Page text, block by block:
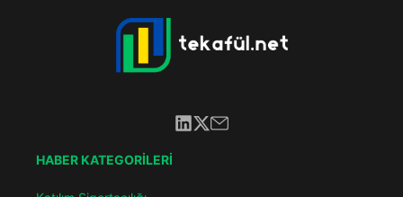
HABER KATEGORİLERİ